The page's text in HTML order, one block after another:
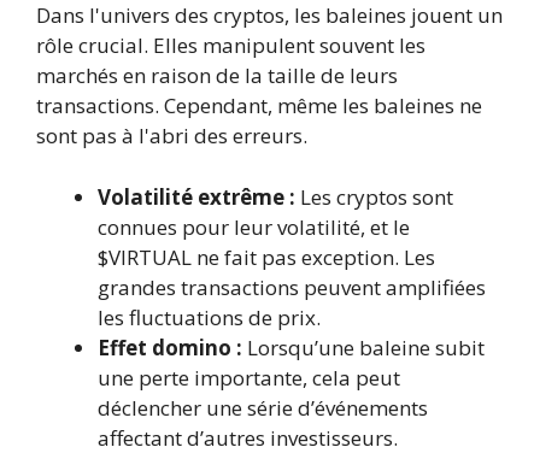
Dans l'univers des cryptos, les baleines jouent un
rôle crucial. Elles manipulent souvent les
marchés en raison de la taille de leurs
transactions. Cependant, même les baleines ne
sont pas à l'abri des erreurs.
Volatilité extrême : Les cryptos sont
connues pour leur volatilité, et le
$VIRTUAL ne fait pas exception. Les
grandes transactions peuvent amplifiées
les fluctuations de prix.
Effet domino : Lorsqu’une baleine subit
une perte importante, cela peut
déclencher une série d’événements
affectant d’autres investisseurs.